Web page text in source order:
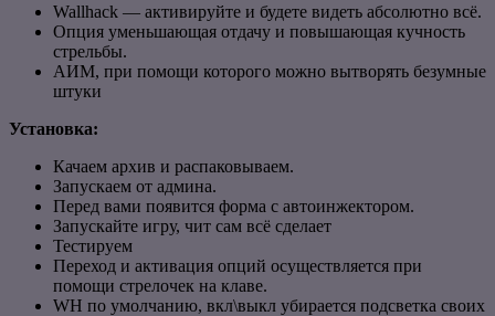
Wallhack — активируйте и будете видеть абсолютно всё.
Опция уменьшающая отдачу и повышающая кучность
стрельбы.
АИМ, при помощи которого можно вытворять безумные
штуки
Установка:
Качаем архив и распаковываем.
Запускаем от админа.
Перед вами появится форма с автоинжектором.
Запускайте игру, чит сам всё сделает
Тестируем
Переход и активация опций осуществляется при
помощи стрелочек на клаве.
WH по умолчанию, вкл\выкл убирается подсветка своих